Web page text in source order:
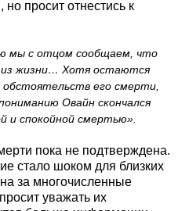
но просит отнестись к
мы с отцом сообщаем, что
жизни… Хотя остаются
его смерти,
Овайн скончался
и спокойной смертью».
пока не подтверждена.
стало шоком для близких
за многочисленные
уважать их